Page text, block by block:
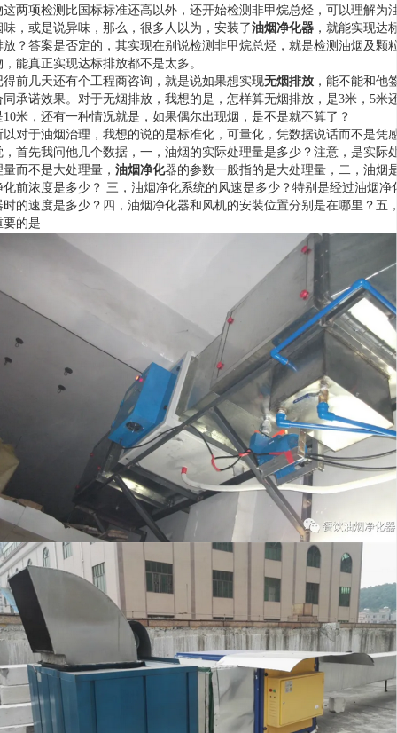
这两项检测比国标标准还高以外，还开始检测非甲烷总烃，可以理解为
味，或是说异味，那么，很多人以为，安装了油烟净化器，就能实现达
放？答案是否定的，其实现在别说检测非甲烷总烃，就是检测油烟及颗
，能真正实现达标排放都不是太多。
得前几天还有个工程商咨询，就是说如果想实现无烟排放，能不能和他
同承诺效果。对于无烟排放，我想的是，怎样算无烟排放，是3米，5米
10米，还有一种情况就是，如果偶尔出现烟，是不是就不算了？
以对于油烟治理，我想的说的是标准化，可量化，凭数据说话而不是凭
，首先我问他几个数据， 一，油烟的实际处理量是多少？注意，是实际
量而不是大处理量， 油烟净化器的参数一般指的是大处理量，二，油烟
化前浓度是多少？ 三，油烟净化系统的风速是多少？特别是经过油烟净
时的速度是多少？四，油烟净化器和风机的安装位置分别是在哪里？五
要的是